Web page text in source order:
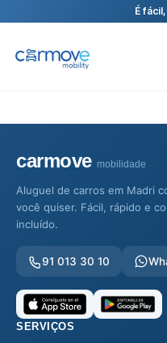
É
carmove mobilidade
Aluguel de carros em Madri
você quiser. Fácil, rápido e
incluído.
91 013 30 10
SERVIÇOS